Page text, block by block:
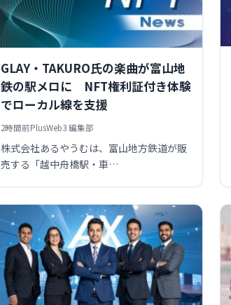
GLAY・TAKURO氏の楽曲が富山地
鉄の駅メロに NFT権利証付き体験
でローカル線を支援
2時間前PlusWeb3 編集部
株式会社あるやうむは、富山地方鉄道が販
売する「越中舟橋駅・車…